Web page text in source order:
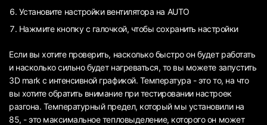
Установите настройки вентилятора на AUTO
Нажмите кнопку с галочкой, чтобы сохранить настройки
Если вы хотите проверить, насколько быстро он будет работать
и насколько сильно будет нагреваться, то вы можете запустить
3D mark с интенсивной графикой. Температура - это то, на что
вы хотите обратить внимание при тестировании настроек
разгона. Температурный предел, который мы установили на
85, - это максимальное тепловыделение, которого он может